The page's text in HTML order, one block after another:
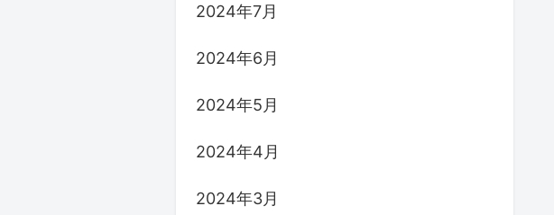
2024年7月
2024年6月
2024年5月
2024年4月
2024年3月